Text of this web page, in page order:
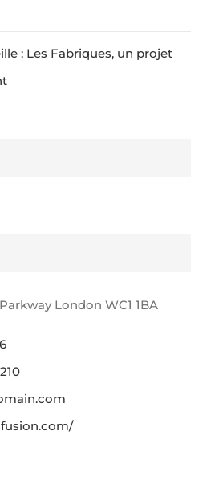
: Les Fabriques, un projet
London WC1 1BA